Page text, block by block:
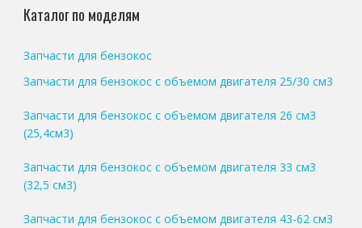
Каталог по моделям
Запчасти для бензокос
Запчасти для бензокос с объемом двигателя 25/30 см3
Запчасти для бензокос с объемом двигателя 26 см3
(25,4см3)
Запчасти для бензокос с объемом двигателя 33 см3
(32,5 см3)
Запчасти для бензокос с объемом двигателя 43-62 см3